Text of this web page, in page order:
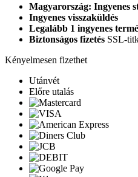
Magyarország: Ingyenes
Ingyenes visszaküldés
Legalább 1 ingyenes
Biztonságos fizetés SSL-
Kényelmesen fizethet
Utánvét
Előre utalás